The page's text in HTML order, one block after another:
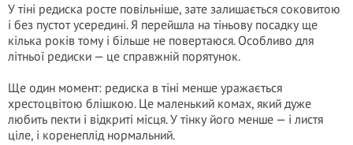
У тіні редиска росте повільніше, зате залишається соковитою
і без пустот усередині. Я перейшла на тіньову посадку ще
кілька років тому і більше не повертаюся. Особливо для
літньої редиски — це справжній порятунок.
Ще один момент: редиска в тіні менше уражається
хрестоцвітою блішкою. Це маленький комах, який дуже
любить пекти і відкриті місця. У тінку його менше — і листя
ціле, і коренеплід нормальний.